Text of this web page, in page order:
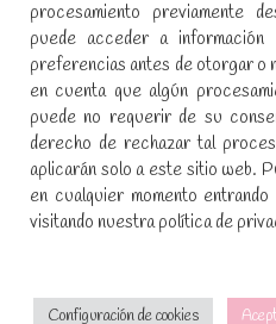
SÍGUENOS EN REDES
Encuéntranos en:
Facebook
page
opens
in
new
YouTube
page
opens
in
new
Instagram
page
opens
in
new
No te pierdas las
nuestra newsletter:
procesamiento previamente
puede acceder a información
preferencias antes de otorgar o
en cuenta que algún
puede no requerir de su
derecho de rechazar tal
aplicarán solo a este sitio web.
en cualquier momento
visitando nuestra política de
Configuración de cookies